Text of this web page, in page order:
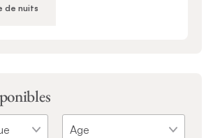
de nuits